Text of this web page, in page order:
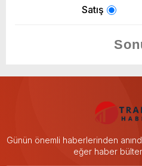
Satış
Günün önemli haberlerinden
eğer haber